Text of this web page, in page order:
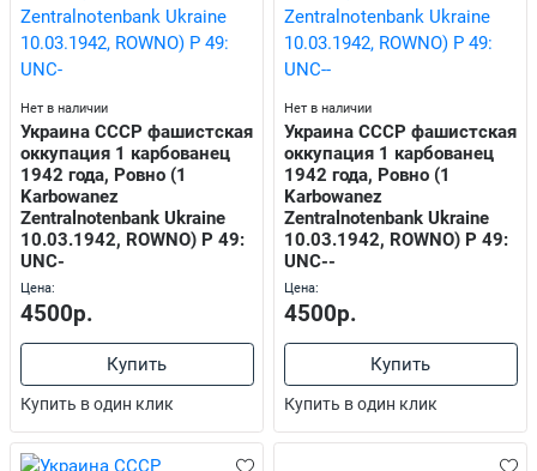
Нет в наличии
Украина СССР фашистская
оккупация 1 карбованец
1942 года, Ровно (1
Karbowanez
Zentralnotenbank Ukraine
10.03.1942, ROWNO) P 49:
UNC-
Цена:
4500р.
Купить
Купить в один клик
Нет в наличии
Украина СССР фашистская
оккупация 1 карбованец
1942 года, Ровно (1
Karbowanez
Zentralnotenbank Ukraine
10.03.1942, ROWNO) P 49:
UNC--
Цена:
4500р.
Купить
Купить в один клик